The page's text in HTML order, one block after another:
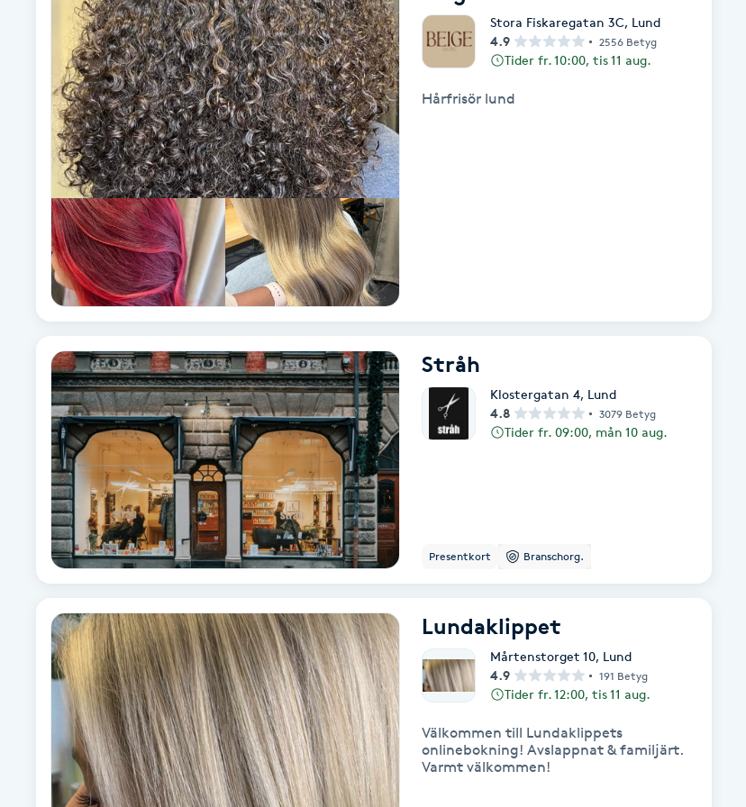
Fotsvamp
Fotvård
Fransar
Fransborttagning
Fransfärgning
Fransförlängning
Fransförlängning Megavolym
Fransförlängning Volym
Fransk manikyr
Fransrengöring
Frekvensterapi
Friskvård
Friskvårdsmassage
Funktionsanalys
Färgning
Stora Fiskaregatan 3C, Lund
4.9
2556 Betyg
Tider fr. 10:00, tis 11 aug.
Hårfrisör lund
Stråh
Klostergatan 4, Lund
4.8
3079 Betyg
Tider fr. 09:00, mån 10 aug.
Presentkort Branschorg.
Lundaklippet
Mårtenstorget 10, Lund
4.9
191 Betyg
Tider fr. 12:00, tis 11 aug.
Välkommen till Lundaklippets
onlinebokning! Avslappnat & familjärt.
Varmt välkommen!